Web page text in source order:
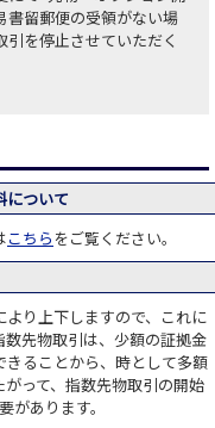
書留郵便の受領がない場
を停止させていただく
について
こちら をご覧ください。
り上下しますので、これに
先物取引は、少額の証拠金
ることから、時として多額
って、指数先物取引の開始
があります。